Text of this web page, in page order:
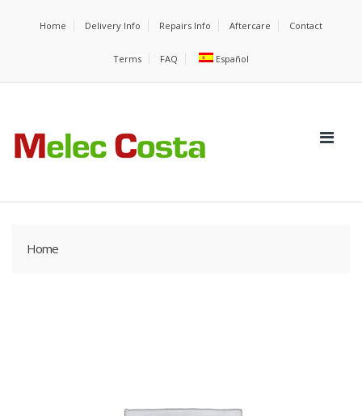
Home Delivery Info Repairs Info Aftercare Contact
Terms FAQ Español
Home